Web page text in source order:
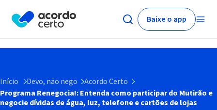
Baixe o app
Início Devo, não nego
Acordo Certo
Programa Renegocia!: Entenda como participar do Mutirão e
negocie dívidas de água, luz, telefone e cartões de lojas